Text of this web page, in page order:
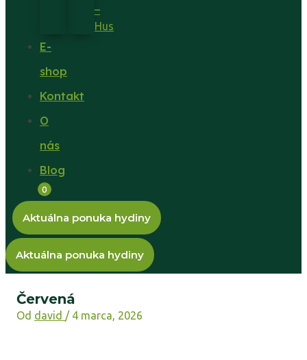
–
Hus
E-
shop
Kontakt
O
nás
Blog
0
Aktuálna ponuka hydiny
Aktuálna ponuka hydiny
Červená
Od david / 4 marca, 2026